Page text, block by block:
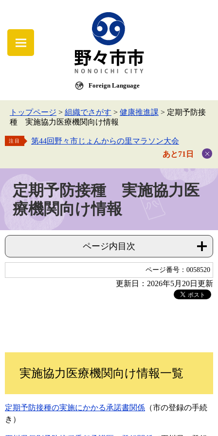
Foreign Language
トップページ > 組織でさがす > 健康推進課 > 定期予防接
種 実施協力医療機関向け情報
注目
第44回野々市じょんからの里マラソン大会
あと71日
定期予防接種 実施協力医
療機関向け情報
ページ内目次
ページ番号：0058520
更新日：2026年5月20日更新
実施協力医療機関向け情報一覧
定期予防接種の実施にかかる承諾書関係 （市の登録の手続
き）